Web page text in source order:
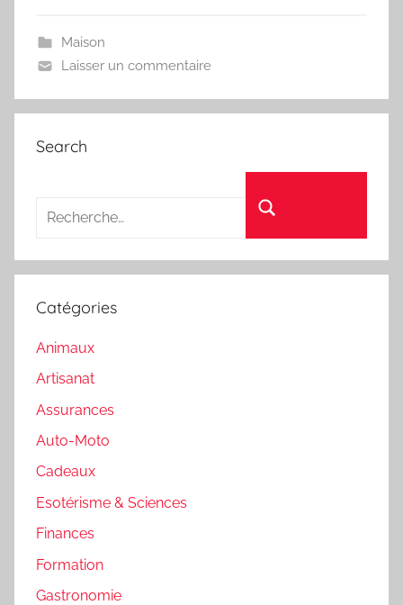
Maison
Laisser un commentaire
Search
Catégories
Animaux
Artisanat
Assurances
Auto-Moto
Cadeaux
Esotérisme & Sciences
Finances
Formation
Gastronomie